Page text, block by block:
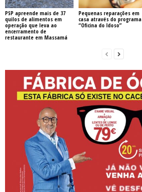
PSP apreende mais de 37
quilos de alimentos em
operação que leva ao
encerramento de
restaurante em Massamá
Pequenas reparações em
casa através do programa
“Oficina do Idoso”